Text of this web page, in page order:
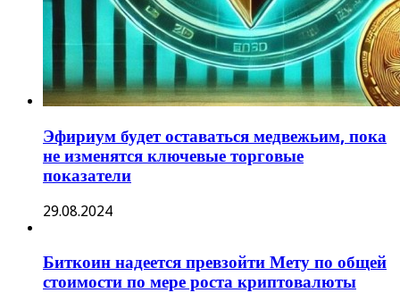
Эфириум будет оставаться медвежьим, пока
не изменятся ключевые торговые
показатели
29.08.2024
Биткоин надеется превзойти Мету по общей
стоимости по мере роста криптовалюты